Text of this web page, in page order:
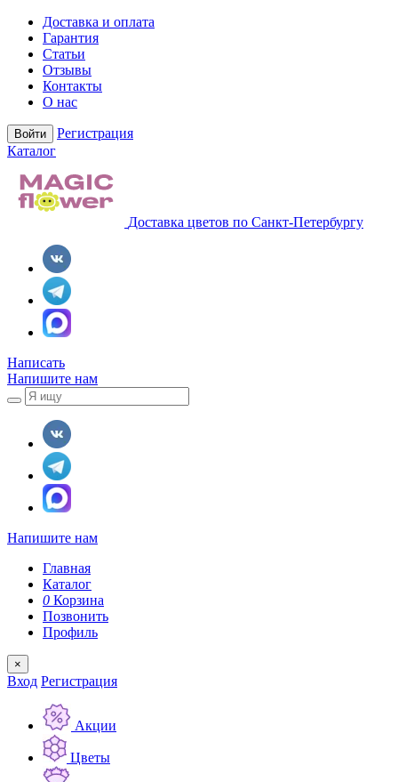
Доставка и оплата
Гарантия
Статьи
Отзывы
Контакты
О нас
Войти
Регистрация
Каталог
Доставка цветов по Санкт-Петербургу
Написать
Напишите нам
Напишите нам
Главная
Каталог
0 Корзина
Позвонить
Профиль
×
Вход Регистрация
Акции
Цветы